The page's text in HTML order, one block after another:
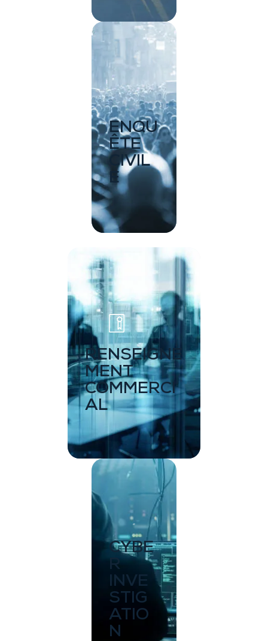
ENQU
ÊTE
CIVIL
E
RENSEIGNE
MENT
COMMERCI
AL
CYBE
R
INVE
STIG
ATIO
N